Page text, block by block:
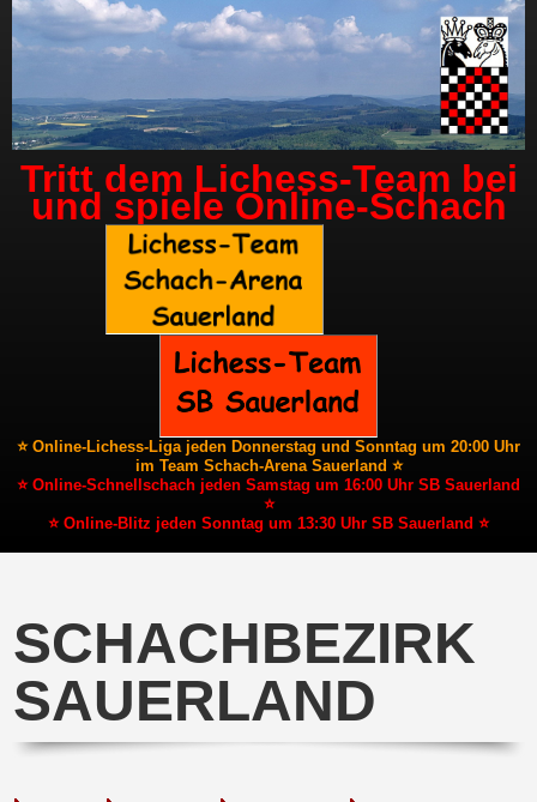
Tritt dem Lichess-Team bei
und spiele Online-Schach
⭐ Online-Lichess-Liga jeden Donnerstag und Sonntag um 20:00 Uhr
im Team Schach-Arena Sauerland ⭐
⭐ Online-Schnellschach jeden Samstag um 16:00 Uhr SB Sauerland
⭐
⭐ Online-Blitz jeden Sonntag um 13:30 Uhr SB Sauerland ⭐
SCHACHBEZIRK
SAUERLAND